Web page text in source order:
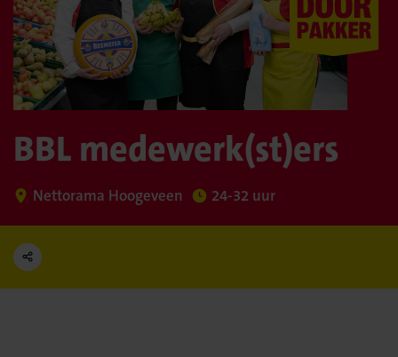
BBL medewerk(st)ers
Nettorama Hoogeveen 24-32 uur